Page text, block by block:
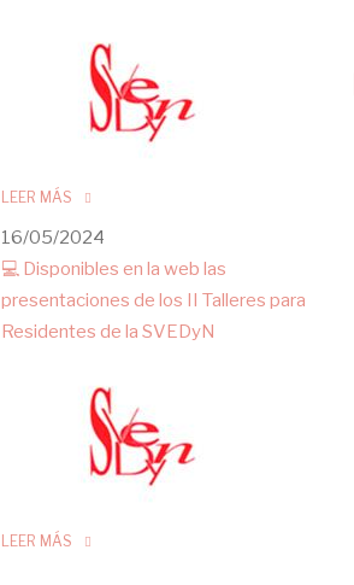
LEER MÁS
16/05/2024
💻 Disponibles en la web las
presentaciones de los II Talleres para
Residentes de la SVEDyN
LEER MÁS